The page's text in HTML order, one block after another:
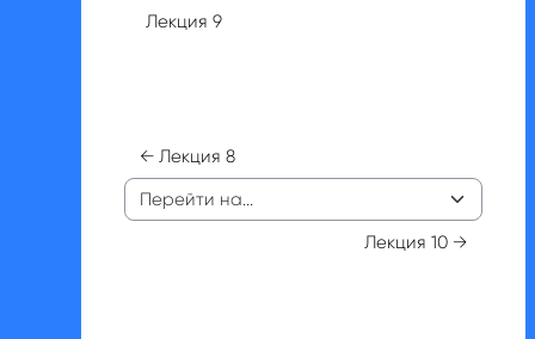
Лекция 9
← Лекция 8
Перейти на...
Лекция 10 →